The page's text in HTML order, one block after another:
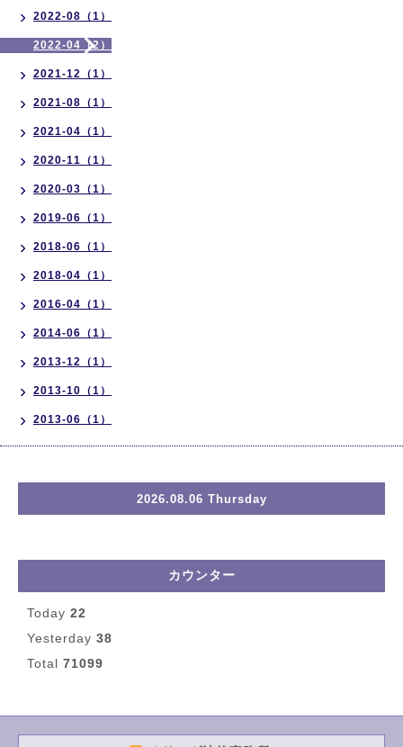
2022-08（1）
2022-04（2）
2021-12（1）
2021-08（1）
2021-04（1）
2020-11（1）
2020-03（1）
2019-06（1）
2018-06（1）
2018-04（1）
2016-04（1）
2014-06（1）
2013-12（1）
2013-10（1）
2013-06（1）
2026.08.06 Thursday
カウンター
Today 22
Yesterday 38
Total 71099